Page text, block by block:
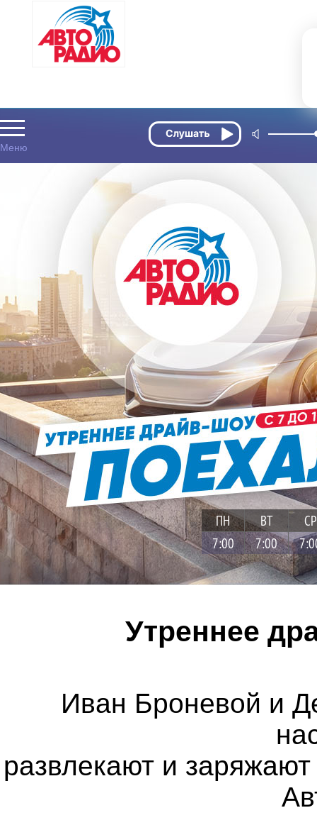
ПН ВТ
СР
7:00
7:00
Утреннее
Иван Броневой и
развлекают и